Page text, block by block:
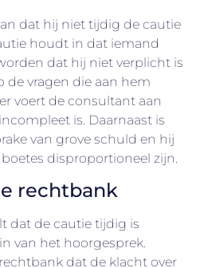
dat hij niet tijdig de cautie
houdt in dat iemand
dat hij niet verplicht is
de vragen die aan hem
voert de consultant aan
is. Daarnaast is
van grove schuld en hij
disproportioneel zijn.
rechtbank
dat de cautie tijdig is
van het hoorgesprek.
dat de klacht over